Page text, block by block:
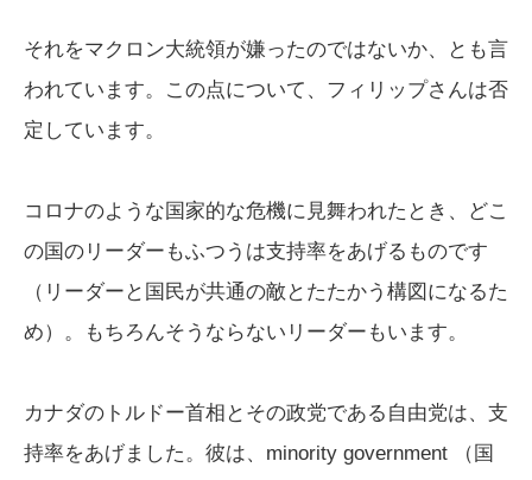
それをマクロン大統領が嫌ったのではないか、とも言
われています。この点について、フィリップさんは否
定しています。
コロナのような国家的な危機に見舞われたとき、どこ
の国のリーダーもふつうは支持率をあげるものです
（リーダーと国民が共通の敵とたたかう構図になるた
め）。もちろんそうならないリーダーもいます。
カナダのトルドー首相とその政党である自由党は、支
持率をあげました。彼は、minority government （国